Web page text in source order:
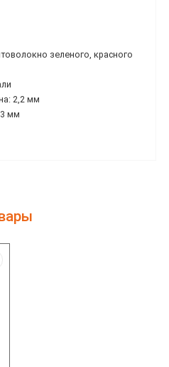
зеленого, красного
2,2 мм
мм